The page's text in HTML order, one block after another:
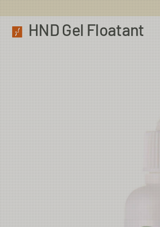
HND Gel Floatant